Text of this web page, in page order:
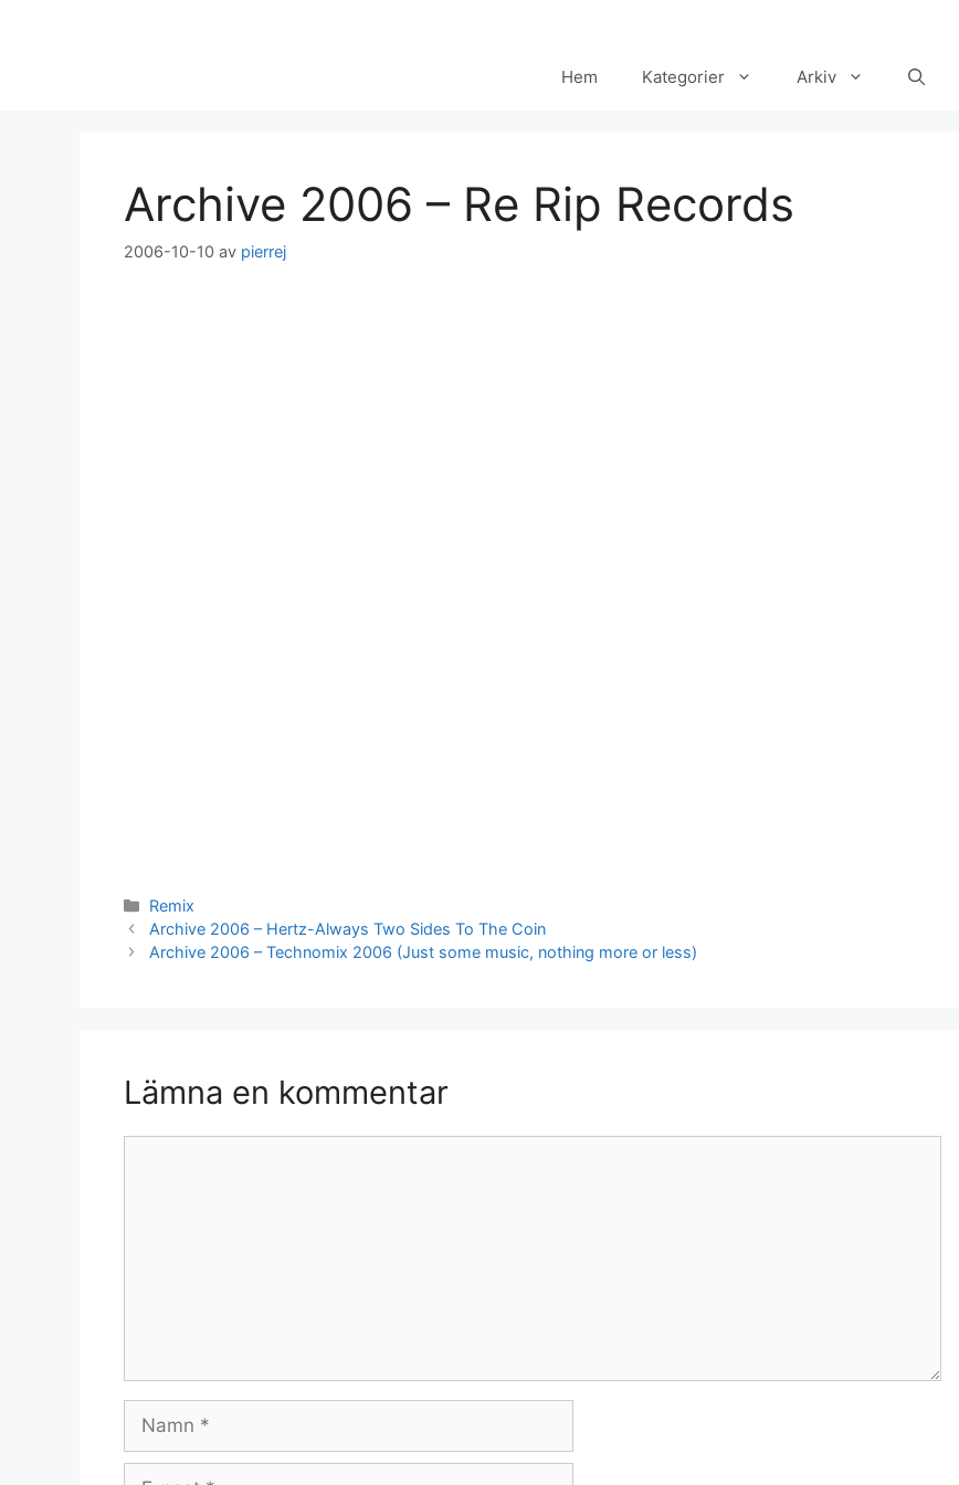
Hem Kategorier Arkiv
Archive 2006 – Re Rip Records
2006-10-10 av pierrej
Kategorier
Remix
Archive 2006 – Hertz-Always Two Sides To The Coin
Archive 2006 – Technomix 2006 (Just some music, nothing more or less)
Lämna en kommentar
Namn